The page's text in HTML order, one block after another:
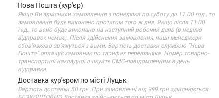
Нова Пошта (кур'єр)
Якщо Ви здійснили замовлення з понеділка по суботу до 11.00 год., то
замовлення буде виконано протягом того ж дня. Якщо після 11.00
год., то воно буде виконано на наступний робочий день (в неділю
відправок немає). Після здійснення замовлення, наші менеджери
обов'язково зв'яжуться з вами. Вартість доставки службою "Нова
Пошта" оплачує замовник по тарифах перевізника. Номер товарно-
транспортної накладної очікуйте СМС-повідомленням в день
відправки.
Доставка кур'єром по місті Луцьк
Вартість доставки 50 грн. При замовленні від 999 грн здійснюється